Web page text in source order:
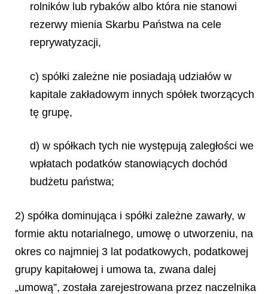
rolników lub rybaków albo która nie stanowi
rezerwy mienia Skarbu Państwa na cele
reprywatyzacji,
c) spółki zależne nie posiadają udziałów w
kapitale zakładowym innych spółek tworzących
tę grupę,
d) w spółkach tych nie występują zaległości we
wpłatach podatków stanowiących dochód
budżetu państwa;
2) spółka dominująca i spółki zależne zawarły, w
formie aktu notarialnego, umowę o utworzeniu, na
okres co najmniej 3 lat podatkowych, podatkowej
grupy kapitałowej i umowa ta, zwana dalej
„umową”, została zarejestrowana przez naczelnika